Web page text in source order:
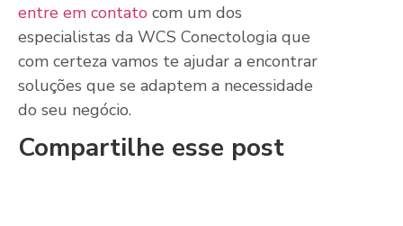
entre em contato com um dos
especialistas da WCS Conectologia que
com certeza vamos te ajudar a encontrar
soluções que se adaptem a necessidade
do seu negócio.
Compartilhe esse post